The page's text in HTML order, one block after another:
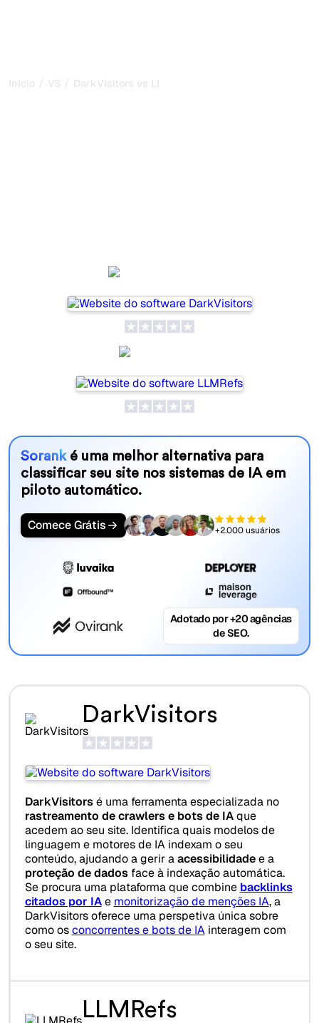
Início / VS / DarkVisitors vs LLMRefs
Sorank é uma melhor alternativa para
classificar seu site nos sistemas de IA em
piloto automático.
Comece Grátis +2.000 usuários
Adotado por +20 agências
de SEO.
DarkVisitors
DarkVisitorsé uma ferramenta especializada no
rastreamento de crawlers e bots de IAque
acedem ao seu site. Identifica quais modelos de
linguagem e motores de IA indexam o seu
conteúdo, ajudando a gerir aacessibilidadee a
proteção de dadosface à indexação automática.
Se procura uma plataforma que combine backlinks
citados por IAe monitorização de menções IA, a
DarkVisitors oferece uma perspetiva única sobre
como osconcorrentes e bots de IAinteragem com
o seu site.
LLMRefs